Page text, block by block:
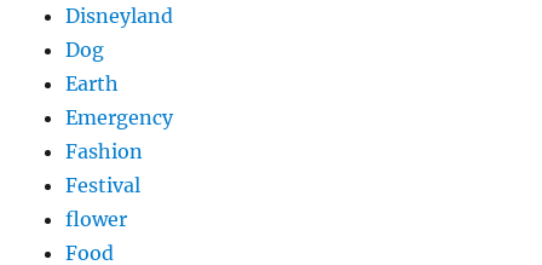
Disneyland
Dog
Earth
Emergency
Fashion
Festival
flower
Food